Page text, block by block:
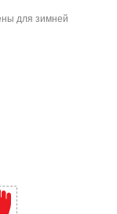
для зимней